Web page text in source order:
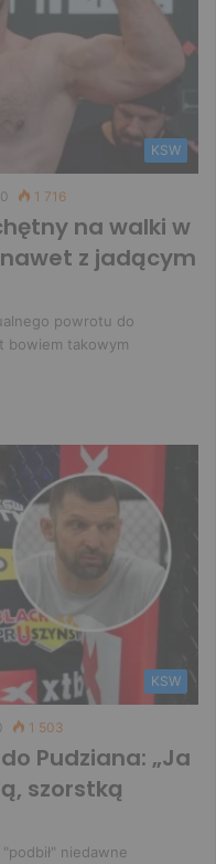
KSW
0 1 716
na walki w
nawet z jadącym
powrotu do
bowiem takowym
KSW
1 503
Pudziana: „Ja
szorstką
niedawne